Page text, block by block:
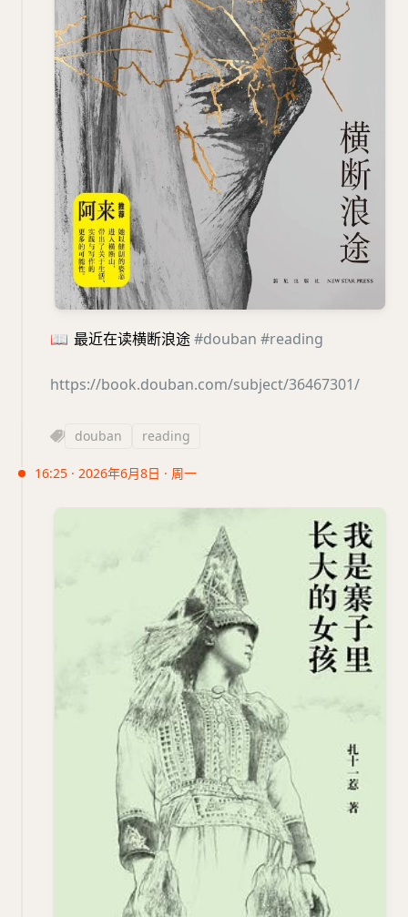
📖 最近在读横断浪途#douban #reading
https://book.douban.com/subject/36467301/
douban reading
16:25 · 2026年6月8日 · 周一